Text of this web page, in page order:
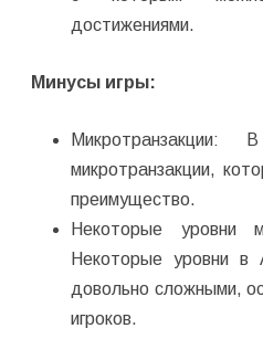
достижениями.
Минусы игры:
Микротранзакции:
микротранзакции,
преимущество.
Некоторые уровни
Некоторые уровни в
довольно сложными,
игроков.